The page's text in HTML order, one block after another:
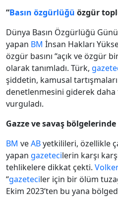
“Basın özgürlüğü özgür
Dünya Basın Özgürlüğü Günü
yapan BM İnsan Hakları
özgür basını “açık ve özgür
olarak tanımladı. Türk,
şiddetin, kamusal
denetlenmesini giderek daha
vurguladı.
Gazze ve savaş
BM veAByetkilileri, özellikle
yapan gazetecilerin karşı
tehlikelere dikkat çekti.
“gazeteciler için bir ölüm
Ekim 2023’ten bu yana